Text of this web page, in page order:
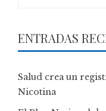
ENTRADAS
Salud crea un
Nicotina